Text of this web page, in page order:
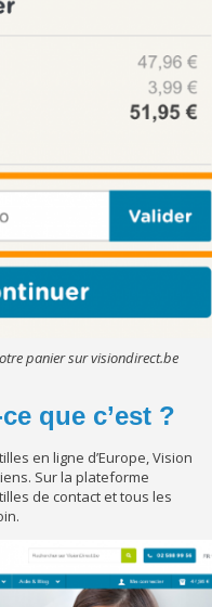
panier sur visiondirect.be
que c’est ?
en ligne d’Europe, Vision
Sur la plateforme
de contact et tous les